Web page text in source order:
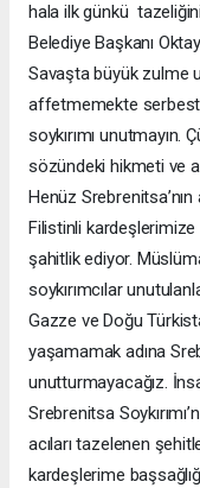
hala ilk günkü
Belediye Başkanı
Savaşta büyük zulme
affetmemekte
soykırımı unutmayın.
sözündeki hikmeti ve
Henüz
Filistinli kardeşlerimize
şahitlik ediyor.
soykırımcılar
Gazze ve Doğu
yaşamamak adına
unutturmayacağız.
Srebrenitsa
acıları tazelenen
kardeşlerime